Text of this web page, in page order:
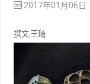
2017年01月06日
撰文/ 王琦